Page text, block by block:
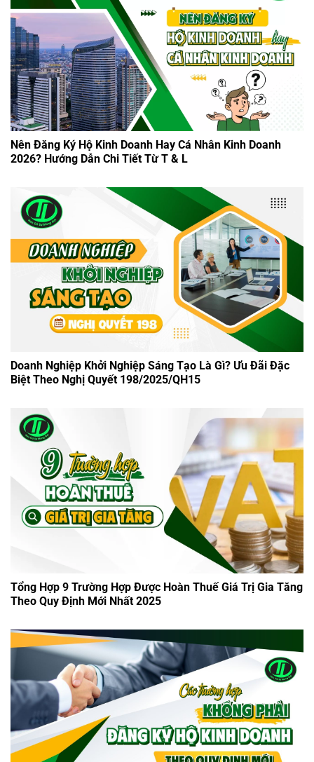
Nên Đăng Ký Hộ Kinh Doanh Hay Cá Nhân Kinh Doanh
2026? Hướng Dẫn Chi Tiết Từ T & L
Doanh Nghiệp Khởi Nghiệp Sáng Tạo Là Gì? Ưu Đãi Đặc
Biệt Theo Nghị Quyết 198/2025/QH15
Tổng Hợp 9 Trường Hợp Được Hoàn Thuế Giá Trị Gia Tăng
Theo Quy Định Mới Nhất 2025